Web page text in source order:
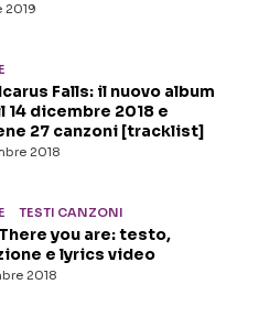
2019
2018
Falls: il nuovo album
14 dicembre 2018 e
27 canzoni [tracklist]
TESTI CANZONI
2018
you are: testo,
e lyrics video